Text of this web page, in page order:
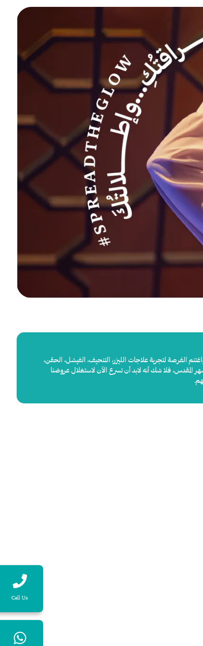
Call Us
الفرصة لتجربة علاجات الليزر، التنحيف، الفيشل، الحقن،
فلا شك أنه لابد أن تسرع الآن لاستغلال عروضنا